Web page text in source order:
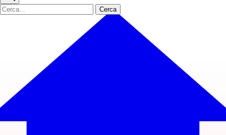
Cerca